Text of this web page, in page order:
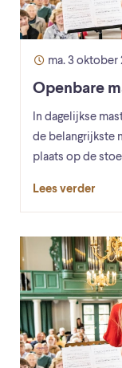
ma. 3 oktober
Openbare
In dagelijkse
de belangrijkste
plaats op de
Lees verder